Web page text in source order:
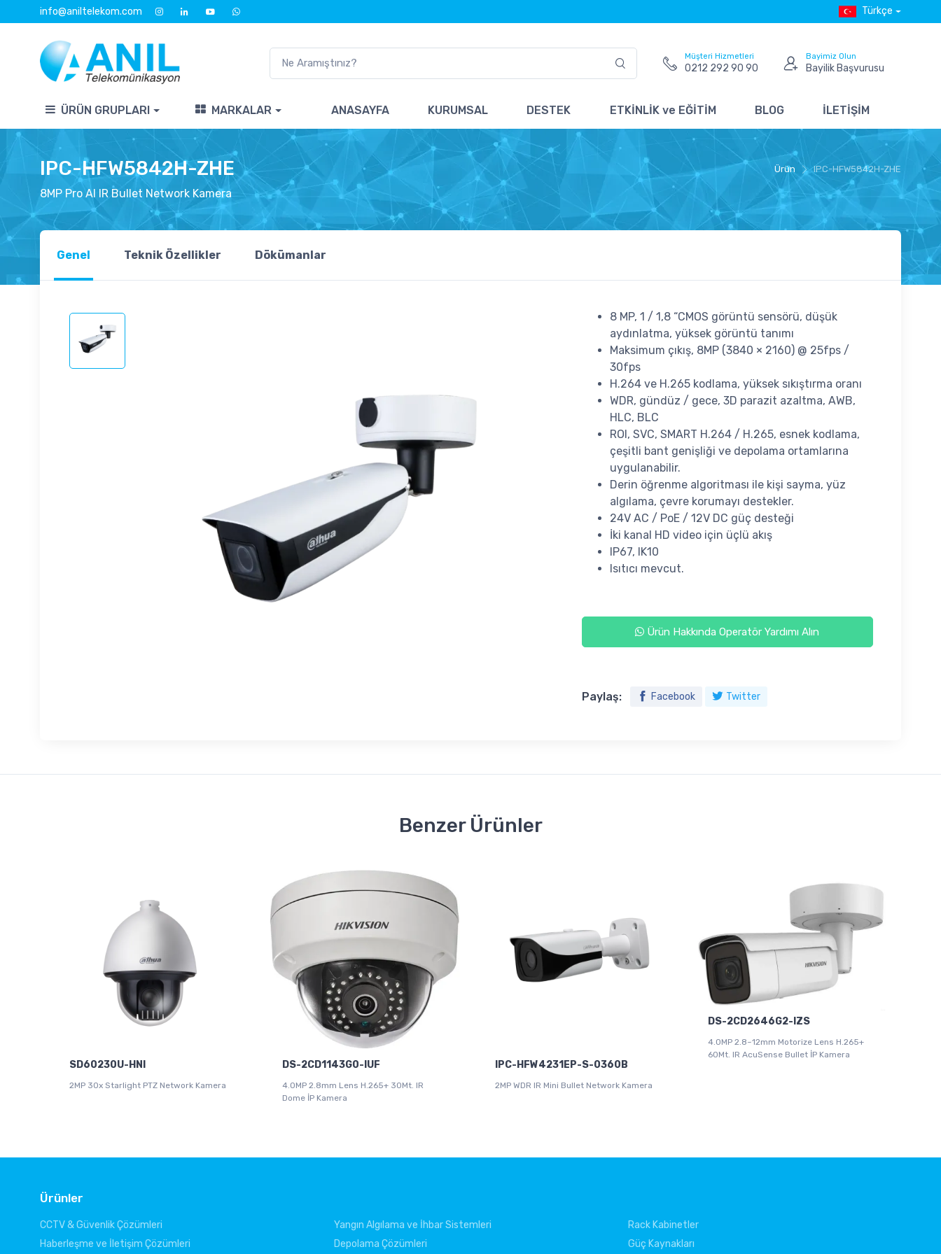
info@aniltelekom.com Türkçe
Müşteri Hizmetleri
0212 292 90 90
Bayimiz Olun
Bayilik Başvurusu
ÜRÜN GRUPLARI MARKALAR ANASAYFA KURUMSAL DESTEK ETKİNLİK ve EĞİTİM BLOG İLETİŞİM
Ürün IPC-HFW5842H-ZHE
IPC-HFW5842H-ZHE
8MP Pro AI IR Bullet Network Kamera
Genel Teknik Özellikler Dökümanlar
8 MP, 1 / 1,8 “CMOS görüntü sensörü, düşük
aydınlatma, yüksek görüntü tanımı
Maksimum çıkış, 8MP (3840 × 2160) @ 25fps /
30fps
H.264 ve H.265 kodlama, yüksek sıkıştırma oranı
WDR, gündüz / gece, 3D parazit azaltma, AWB,
HLC, BLC
ROI, SVC, SMART H.264 / H.265, esnek kodlama,
çeşitli bant genişliği ve depolama ortamlarına
uygulanabilir.
Derin öğrenme algoritması ile kişi sayma, yüz
algılama, çevre korumayı destekler.
24V AC / PoE / 12V DC güç desteği
İki kanal HD video için üçlü akış
IP67, IK10
Isıtıcı mevcut.
Ürün Hakkında Operatör Yardımı Alın
Paylaş: Facebook Twitter
Benzer Ürünler
SD60230U-HNI
2MP 30x Starlight PTZ Network Kamera
DS-2CD1143G0-IUF
4.0MP 2.8mm Lens H.265+ 30Mt. IR
Dome İP Kamera
IPC-HFW4231EP-S-0360B
2MP WDR IR Mini Bullet Network Kamera
DS-2CD2646G2-IZS
4.0MP 2.8~12mm Motorize Lens H.265+
60Mt. IR AcuSense Bullet İP Kamera
Ürünler
CCTV & Güvenlik Çözümleri
Haberleşme ve İletişim Çözümleri
Yangın Algılama ve İhbar Sistemleri
Depolama Çözümleri
Rack Kabinetler
Güç Kaynakları